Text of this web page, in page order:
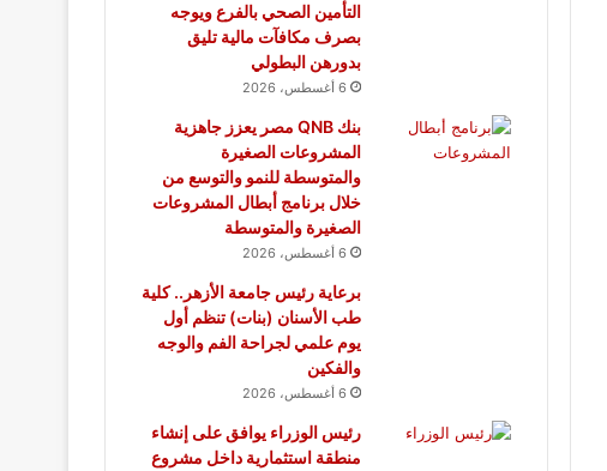
التأمين الصحي بالفرع ويوجه
بصرف مكافآت مالية تليق
بدورهن البطولي
6 أغسطس، 2026
بنك QNB مصر يعزز جاهزية
المشروعات الصغيرة
والمتوسطة للنمو والتوسع من
خلال برنامج أبطال المشروعات
الصغيرة والمتوسطة
6 أغسطس، 2026
برعاية رئيس جامعة الأزهر.. كلية
طب الأسنان (بنات) تنظم أول
يوم علمي لجراحة الفم والوجه
والفكين
6 أغسطس، 2026
رئيس الوزراء يوافق على إنشاء
منطقة استثمارية داخل مشروع